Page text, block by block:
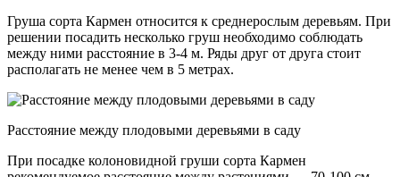
Груша сорта Кармен относится к среднерослым деревьям. При
решении посадить несколько груш необходимо соблюдать
между ними расстояние в 3-4 м. Ряды друг от друга стоит
располагать не менее чем в 5 метрах.
Расстояние между плодовыми деревьями в саду
При посадке колоновидной груши сорта Кармен